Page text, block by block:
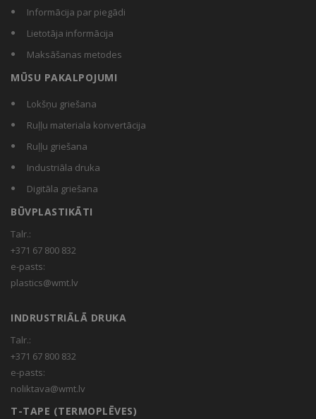
Informācija par piegādi
Lietotāja informācija
Maksāšanas metodes
MŪSU PAKALPOJUMI
Lokšņu griešana
Ruļļu materiala konvertācija
Ruļļu griešana
Industriāla druka
Digitāla griešana
BŪVPLASTIKĀTI
Talr.:
+371 67 800 832
e-pasts:
plastics@wmt.lv
INDRUSTRIĀLĀ DRUKA
Talr.:
+371 67 800 832
e-pasts:
noliktava@wmt.lv
T-TAPE (TERMOPLĒVES)